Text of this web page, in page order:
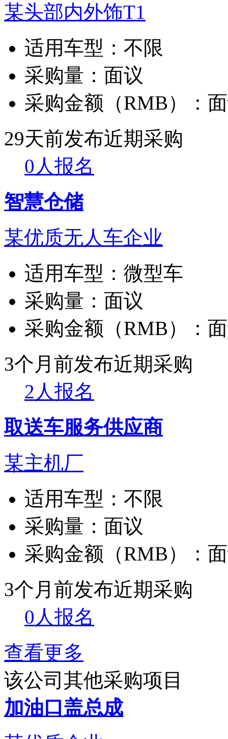
某头部内外饰T1
适用车型： 不限
采购量： 面议
采购金额（RMB）：
29天前发布近期采购
0人报名
智慧仓储
某优质无人车企业
适用车型： 微型车
采购量： 面议
采购金额（RMB）：
3个月前发布近期采购
2人报名
取送车服务供应商
某主机厂
适用车型： 不限
采购量： 面议
采购金额（RMB）：
3个月前发布近期采购
0人报名
查看更多
该公司其他采购项目
加油口盖总成